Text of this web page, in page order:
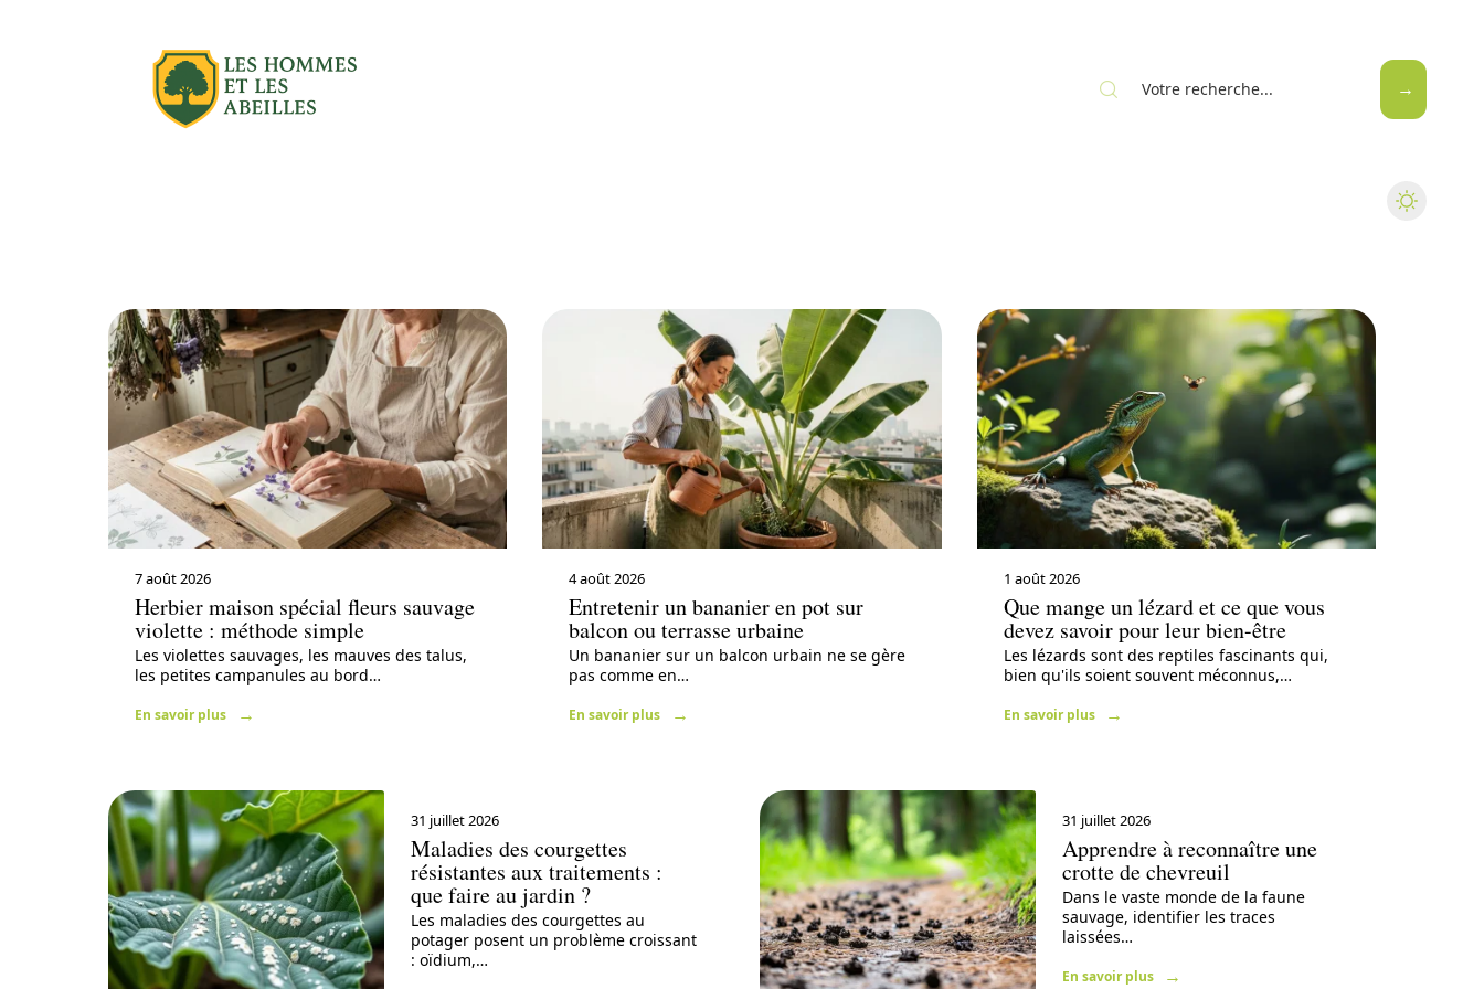
7 août 2026
Herbier maison spécial fleurs sauvage
violette : méthode simple
Les violettes sauvages, les mauves des talus,
les petites campanules au bord…
En savoir plus
4 août 2026
Entretenir un bananier en pot sur
balcon ou terrasse urbaine
Un bananier sur un balcon urbain ne se gère
pas comme en…
En savoir plus
1 août 2026
Que mange un lézard et ce que vous
devez savoir pour leur bien-être
Les lézards sont des reptiles fascinants qui,
bien qu'ils soient souvent méconnus,…
En savoir plus
31 juillet 2026
Maladies des courgettes
résistantes aux traitements :
que faire au jardin ?
Les maladies des courgettes au
potager posent un problème croissant
: oïdium,…
31 juillet 2026
Apprendre à reconnaître une
crotte de chevreuil
Dans le vaste monde de la faune
sauvage, identifier les traces
laissées…
En savoir plus